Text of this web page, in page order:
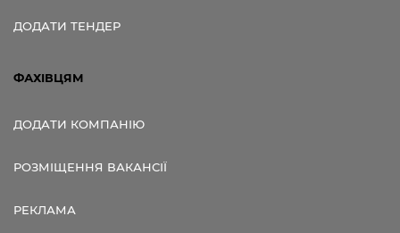
ДОДАТИ ТЕНДЕР
ФАХІВЦЯМ
ДОДАТИ КОМПАНІЮ
РОЗМІЩЕННЯ ВАКАНСІЇ
РЕКЛАМА